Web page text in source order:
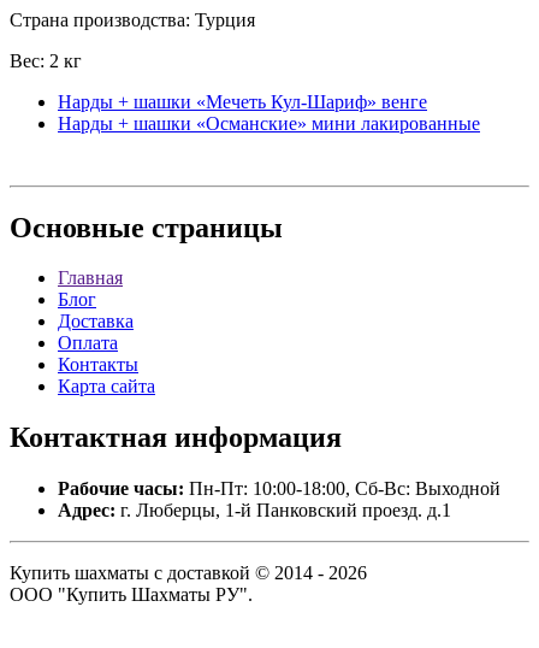
Страна производства: Турция
Вес: 2 кг
Нарды + шашки «Мечеть Кул-Шариф» венге
Нарды + шашки «Османские» мини лакированные
Основные страницы
Главная
Блог
Доставка
Оплата
Контакты
Карта сайта
Контактная информация
Рабочие часы: Пн-Пт: 10:00-18:00, Сб-Вс: Выходной
Адрес: г. Люберцы, 1-й Панковский проезд. д.1
Купить шахматы с доставкой © 2014 - 2026
ООО "Купить Шахматы РУ".